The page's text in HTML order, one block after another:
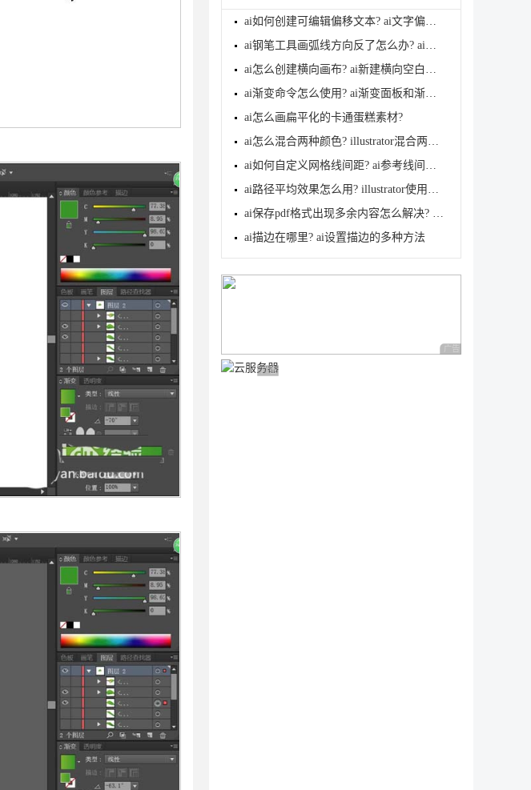
ai如何创建可编辑偏移文本? ai文字偏移路径的使用教程
ai钢笔工具画弧线方向反了怎么办? ai钢笔工具的使用技
ai怎么创建横向画布? ai新建横向空白画布的技巧
ai渐变命令怎么使用? ai渐变面板和渐变工具的使用方法
ai怎么画扁平化的卡通蛋糕素材?
ai怎么混合两种颜色? illustrator混合两个色块的颜色
ai如何自定义网格线间距? ai参考线间距的调节方法
ai路径平均效果怎么用? illustrator使用平均路径的教
ai保存pdf格式出现多余内容怎么解决? 去掉pdf文件多余
ai描边在哪里? ai设置描边的多种方法
广告 商业广告，理性
广告 商业广告，理性选择